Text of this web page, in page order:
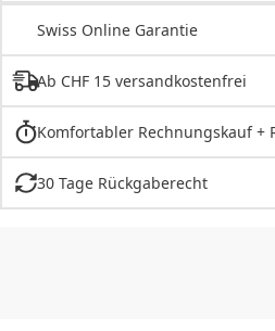
Swiss Online Garantie
Ab CHF 15 versandkostenfrei
Komfortabler Rechnungskauf +
30 Tage Rückgaberecht